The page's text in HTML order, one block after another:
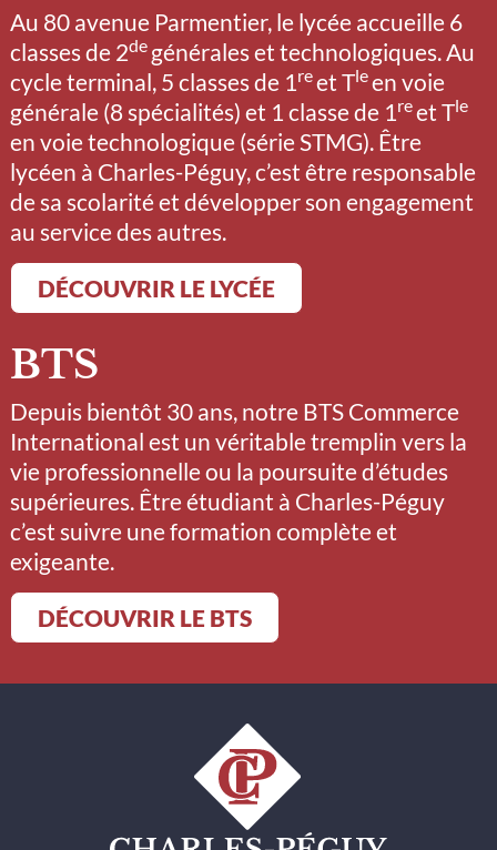
Au 80 avenue Parmentier, le lycée accueille 6
classes de 2de générales et technologiques. Au
cycle terminal, 5 classes de 1 reet Tleen voie
générale (8 spécialités) et 1 classe de 1 reet Tle
en voie technologique (série STMG). Être
lycéen à Charles-Péguy, c’est être responsable
de sa scolarité et développer son engagement
au service des autres.
DÉCOUVRIR LE LYCÉE
BTS
Depuis bientôt 30 ans, notre BTS Commerce
International est un véritable tremplin vers la
vie professionnelle ou la poursuite d’études
supérieures. Être étudiant à Charles-Péguy
c’est suivre une formation complète et
exigeante.
DÉCOUVRIR LE BTS